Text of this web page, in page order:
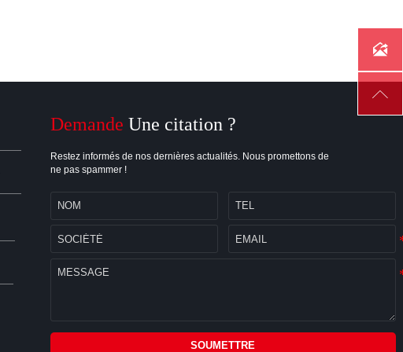
Demande Une citation ?
Restez informés de nos dernières actualités. Nous promettons de
ne pas spammer !
SOUMETTRE

